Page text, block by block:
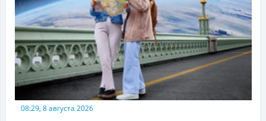
08:29, 8 августа 2026